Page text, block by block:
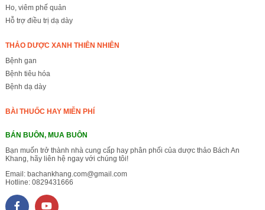
Ho, viêm phế quản
Hỗ trợ điều trị dạ dày
THẢO DƯỢC XANH THIÊN NHIÊN
Bệnh gan
Bệnh tiêu hóa
Bệnh dạ dày
BÀI THUỐC HAY MIỄN PHÍ
BÁN BUÔN, MUA BUÔN
Bạn muốn trở thành nhà cung cấp hay phân phối của dược thảo Bách An
Khang, hãy liên hệ ngay với chúng tôi!
Email: bachankhang.com@gmail.com
Hotline: 0829431666